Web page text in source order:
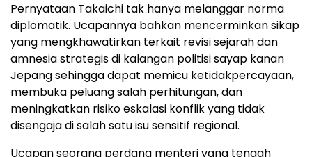
Pernyataan Takaichi tak hanya melanggar norma
diplomatik. Ucapannya bahkan mencerminkan sikap
yang mengkhawatirkan terkait revisi sejarah dan
amnesia strategis di kalangan politisi sayap kanan
Jepang sehingga dapat memicu ketidakpercayaan,
membuka peluang salah perhitungan, dan
meningkatkan risiko eskalasi konflik yang tidak
disengaja di salah satu isu sensitif regional.
Ucapan seorang perdana menteri yang tengah